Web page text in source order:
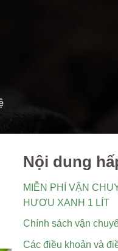
Nội dung
MIỄN PHÍ VẬN
HƯƠU XANH 1 LÍT
Chính sách vận
Các điều khoản và